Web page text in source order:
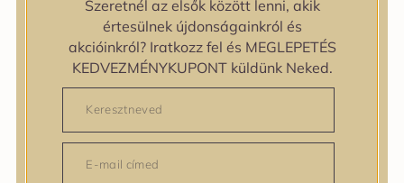
zipiderm
Bőrállapot
Bőrállapot
Bőrtípus
Bőrtípus
Kombinált
Száraz
Szeretnél az elsők között lenni, akik
értesülnek újdonságainkról és
akcióinkról? Iratkozz fel és MEGLEPETÉS
KEDVEZMÉNYKUPONT küldünk Neked.